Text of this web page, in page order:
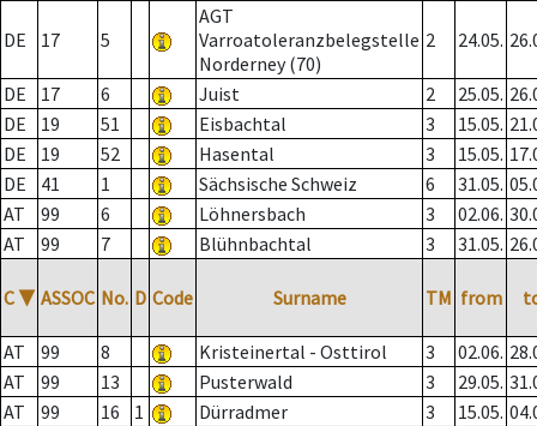
DE 17 5
AGT
Varroatoleranzbelegstelle
Norderney (70)
2 24.05.
DE 17 6 Juist 2 25.05.
DE
19 51 Eisbachtal 3 15.05.
DE
19 52 Hasental 3 15.05.
DE
41 1 Sächsische Schweiz 6 31.05.
AT
99 6 Löhnersbach 3 02.06.
AT
99 7 Blühnbachtal 3 31.05.
C ▼ ASSOC No. D Code Surname TM from
AT 99 8 Kristeinertal - Osttirol 3 02.06.
AT
99 13 Pusterwald 3 29.05.
AT
99 16 1 Dürradmer 3 15.05.